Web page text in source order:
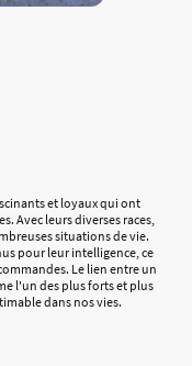
et loyaux qui ont
Avec leurs diverses races,
situations de vie.
pour leur intelligence, ce
Le lien entre un
l'un des plus forts et plus
dans nos vies.